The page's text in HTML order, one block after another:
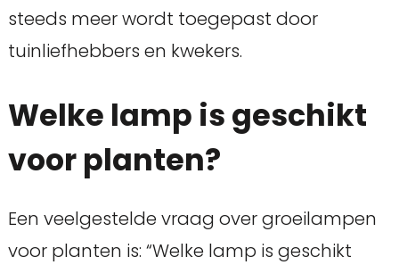
steeds meer wordt toegepast door
tuinliefhebbers en kwekers.
Welke lamp is geschikt
voor planten?
Een veelgestelde vraag over groeilampen
voor planten is: “Welke lamp is geschikt